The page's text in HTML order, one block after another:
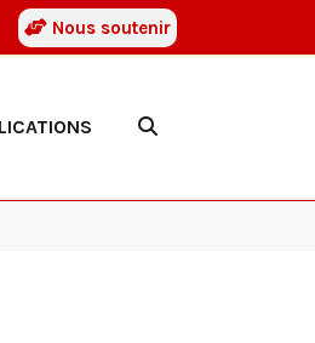
Nous soutenir